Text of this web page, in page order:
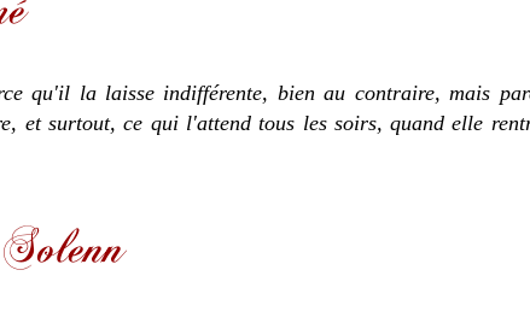
qu'il la laisse indifférente, bien au contraire, mais
et surtout, ce qui l'attend tous les soirs, quand elle